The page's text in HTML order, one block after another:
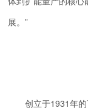
展。”
创立于1931年的